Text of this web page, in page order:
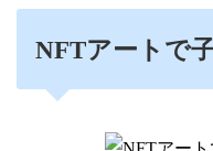
NFTアートで